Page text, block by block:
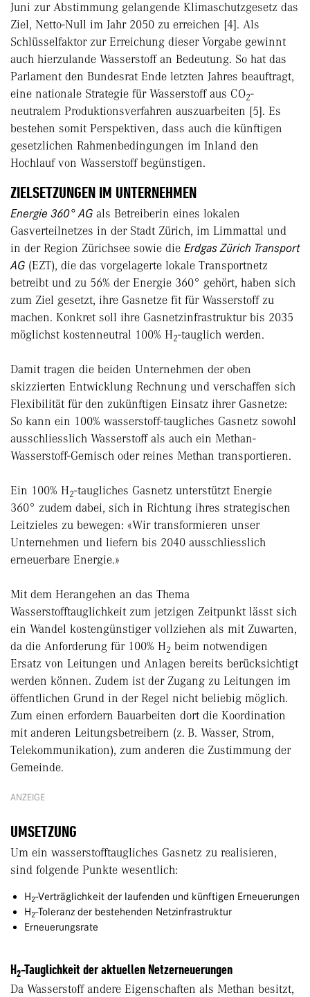
Juni zur Abstimmung gelangende Klimaschutzgesetz das
Ziel, Netto-Null im Jahr 2050 zu erreichen [4]. Als
Schlüsselfaktor zur Erreichung dieser Vorgabe gewinnt
auch hierzulande Wasserstoff an Bedeutung. So hat das
Parlament den Bundesrat Ende letzten Jahres beauftragt,
eine nationale Strategie für Wasserstoff aus CO2-
neutralem Produktionsverfahren auszuarbeiten [5]. Es
bestehen somit Perspektiven, dass auch die künftigen
gesetzlichen Rahmenbedingungen im Inland den
Hochlauf von Wasserstoff begünstigen.
ZIELSETZUNGEN IM UNTERNEHMEN
Energie 360° AG als Betreiberin eines lokalen
Gasverteilnetzes in der Stadt Zürich, im Limmattal und
in der Region Zürichsee sowie die Erdgas Zürich Transport
AG (EZT), die das vorgelagerte lokale Transportnetz
betreibt und zu 56% der Energie 360° gehört, haben sich
zum Ziel gesetzt, ihre Gasnetze fit für Wasserstoff zu
machen. Konkret soll ihre Gasnetzinfrastruktur bis 2035
möglichst kostenneutral 100% H2-tauglich werden.
Damit tragen die beiden Unternehmen der oben
skizzierten Entwicklung Rechnung und verschaffen sich
Flexibilität für den zukünftigen Einsatz ihrer Gasnetze:
So kann ein 100% wasserstoff-taugliches Gasnetz sowohl
ausschliesslich Wasserstoff als auch ein Methan-
Wasserstoff-Gemisch oder reines Methan transportieren.
Ein 100% H2-taugliches Gasnetz unterstützt Energie
360° zudem dabei, sich in Richtung ihres strategischen
Leitzieles zu bewegen: «Wir transformieren unser
Unternehmen und liefern bis 2040 ausschliesslich
erneuerbare Energie.»
Mit dem Herangehen an das Thema
Wasserstofftauglichkeit zum jetzigen Zeitpunkt lässt sich
ein Wandel kostengünstiger vollziehen als mit Zuwarten,
da die Anforderung für 100% H2 beim notwendigen
Ersatz von Leitungen und Anlagen bereits berücksichtigt
werden können. Zudem ist der Zugang zu Leitungen im
öffentlichen Grund in der Regel nicht beliebig möglich.
Zum einen erfordern Bauarbeiten dort die Koordination
mit anderen Leitungsbetreibern (z. B. Wasser, Strom,
Telekommunikation), zum anderen die Zustimmung der
Gemeinde.
ANZEIGE
UMSETZUNG
Um ein wasserstofftaugliches Gasnetz zu realisieren,
sind folgende Punkte wesentlich:
H2-Verträglichkeit der laufenden und künftigen Erneuerungen
H2-Toleranz der bestehenden Netzinfrastruktur
Erneuerungsrate
H2-Tauglichkeit der aktuellen Netzerneuerungen
Da Wasserstoff andere Eigenschaften als Methan besitzt,